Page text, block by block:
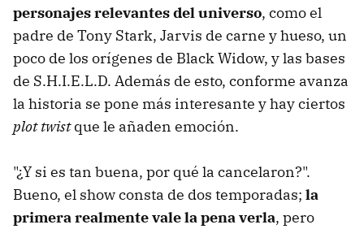
personajes relevantes del universo, como el
padre de Tony Stark, Jarvis de carne y hueso, un
poco de los orígenes de Black Widow, y las bases
de S.H.I.E.L.D. Además de esto, conforme avanza
la historia se pone más interesante y hay ciertos
plot twistque le añaden emoción.
"¿Y si es tan buena, por qué la cancelaron?".
Bueno, el show consta de dos temporadas; la
primera realmente vale la pena verla, pero